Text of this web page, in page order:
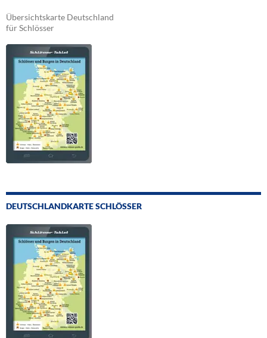
Übersichtskarte Deutschland
für Schlösser
DEUTSCHLANDKARTE SCHLÖSSER